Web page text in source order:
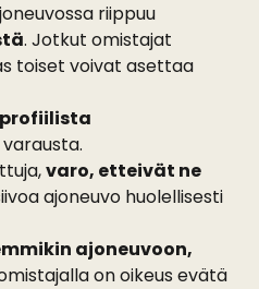
riippuu
. Jotkut omistajat
toiset voivat asettaa
varo, etteivät ne
ajoneuvo huolellisesti
ajoneuvoon,
on oikeus evätä